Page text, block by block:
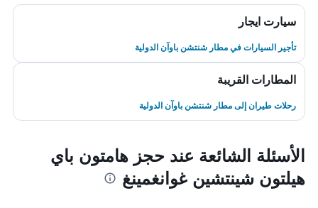
سيارت ايجار
تأجير السيارات في مطار شنتشن باوآن الدولية
المطارات القريبة
رحلات طيران إلى مطار شنتشن باوآن الدولية
الأسئلة الشائعة عند حجز هامتون باي
هيلتون شينتشين غوانغمينغ